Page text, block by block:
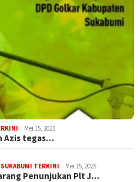
Mei 15, 2025
Azis tegas…
SUKABUMI TERKINI Mei 15, 2025
Penunjukan Plt J…